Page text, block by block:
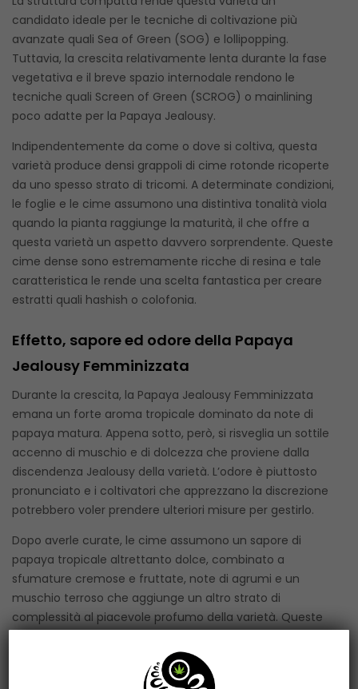
candidato ideale per le tecniche di coltivazione più
avanzate quali Sea of Green (SOG) e lollipopping.
Tuttavia, la crescita relativamente lenta durante la fase
vegetativa e il breve spazio internodale rendono le
tecniche quali Screen of Green (SCROG) o mainlining
poco adatte per la Papaya Jealousy.
Indipendentemente da come o dove si coltiva, questa
varietà produce densi grappoli di cime rotonde ricoperte
da uno spesso strato di tricomi. A determinate condizioni,
le foglie e le cime assumono una distintiva tonalità viola
quando la pianta raggiunge la maturità, il che offre a
questa varietà un aspetto davvero sorprendente. Queste
cime dense sono estremamente ricche di resina e tale
caratteristica le rende una scelta fantastica per creare
estratti quali hashish o colofonia.
Effetto, sapore ed odore della Papaya
Jealousy Femminizzata
Durante la crescita, la Papaya Jealousy Femminizzata
emana un forte aroma tropicale dominato da note di
papaya matura. Appena sotto, però, si risveglia un sottile
accenno di muschio e di dolcezza che proviene dalla
discendenza Jealousy della varietà. L’odore è piuttosto
pronunciato e i coltivatori che apprezzano la discrezione
potrebbero voler prendere ulteriori misure per gestirlo.
Dopo averle curate, le cime assumono un sapore di
papaya tropicale altrettanto dolce, combinato a
sfumature cremose e fruttate, note di agrumi e un
muschio terroso che aggiunge un altro strato di
complessità al piacevole profumo della varietà. Queste
l’inalazione, con un piacevole sapore di papaya cremosa
e tropicale che lascia un retrogusto ricco e dolce.